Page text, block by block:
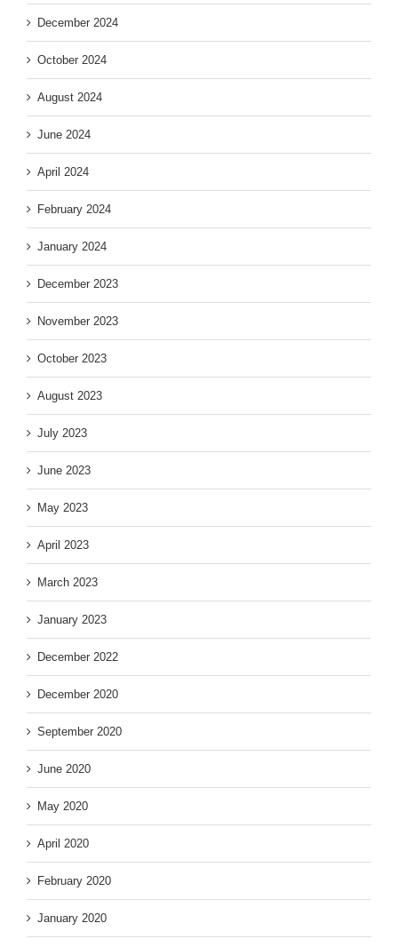
December 2024
October 2024
August 2024
June 2024
April 2024
February 2024
January 2024
December 2023
November 2023
October 2023
August 2023
July 2023
June 2023
May 2023
April 2023
March 2023
January 2023
December 2022
December 2020
September 2020
June 2020
May 2020
April 2020
February 2020
January 2020